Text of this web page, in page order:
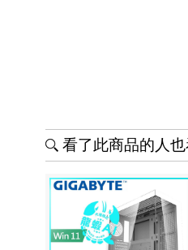
看了此商品的人